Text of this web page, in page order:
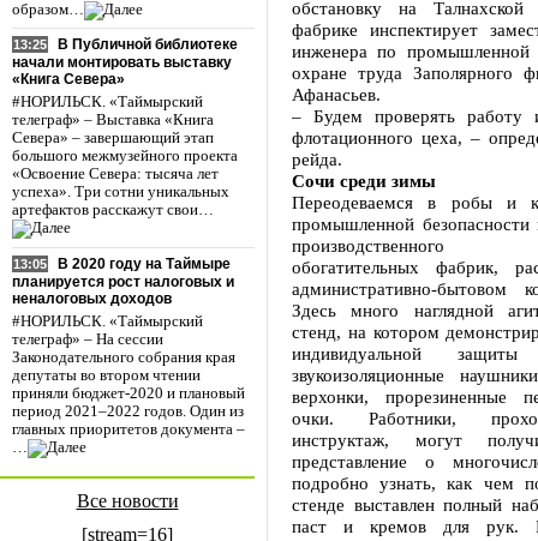
образом…
13:25
В Публичной библиотеке
начали монтировать выставку
«Книга Севера»
#НОРИЛЬСК. «Таймырский
телеграф» – Выставка «Книга
Севера» – завершающий этап
большого межмузейного проекта
«Освоение Севера: тысяча лет
успеха». Три сотни уникальных
артефактов расскажут свои…
13:05
В 2020 году на Таймыре
планируется рост налоговых и
неналоговых доходов
#НОРИЛЬСК. «Таймырский
телеграф» – На сессии
Законодательного собрания края
депутаты во втором чтении
приняли бюджет-2020 и плановый
период 2021–2022 годов. Один из
главных приоритетов документа –
…
Все новости
[stream=16]
обстановку на Талнахской
фабрике инспектирует
инженера по промышленной
охране труда Заполярного
Афанасьев.
– Будем проверять работу
флотационного цеха, –
рейда.
Сочи среди зимы
Переодеваемся в робы и
промышленной
производственного
обогатительных фабрик,
административно-бытовом
Здесь много наглядной
стенд, на котором
индивидуальной
звукоизоляционные
верхонки, прорезиненные
очки. Работники,
инструктаж, могут
представление о
подробно узнать, как чем
стенде выставлен полный
паст и кремов для рук.